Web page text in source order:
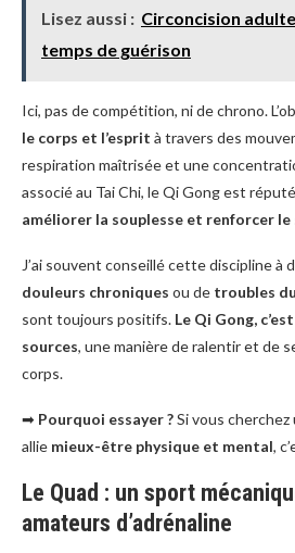
Lisez aussi : Circoncision
temps de guérison
Ici, pas de compétition, ni de chrono.
le corps et l’esprit à travers des
respiration maîtrisée et une
associé au Tai Chi, le Qi Gong est
améliorer la souplesse et renforcer
J’ai souvent conseillé cette discipline
douleurs chroniques ou de troubles
sont toujours positifs. Le Qi Gong,
sources, une manière de ralentir et de
corps.
➡ Pourquoi essayer ?Si vous
allie mieux-être physique et mental,
Le Quad : un sport
amateurs d’adrénaline